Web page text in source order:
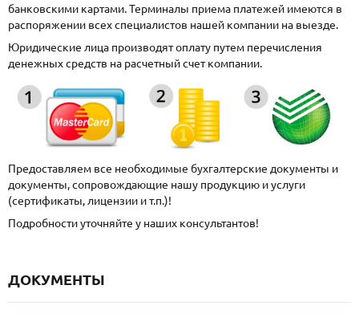
банковскими картами. Терминалы приема платежей имеются в
распоряжении всех специалистов нашей компании на выезде.
Юридические лица производят оплату путем перечисления
денежных средств на расчетный счет компании.
Предоставляем все необходимые бухгалтерские документы и
документы, сопровождающие нашу продукцию и услуги
(сертификаты, лицензии и т.п.)!
Подробности уточняйте у наших консультантов!
ДОКУМЕНТЫ